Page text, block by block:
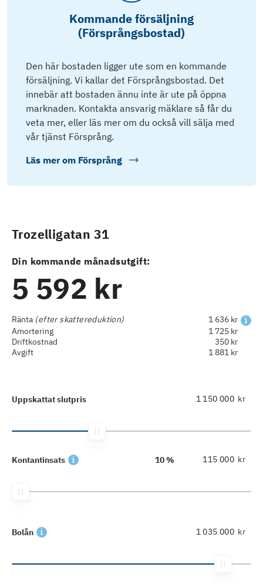
Kommande försäljning
(Försprångsbostad)
Den här bostaden ligger ute som en kommande
försäljning. Vi kallar det Försprångsbostad. Det
innebär att bostaden ännu inte är ute på öppna
marknaden. Kontakta ansvarig mäklare så får du
veta mer, eller läs mer om du också vill sälja med
vår tjänst Försprång.
Läs mer om Försprång
Trozelligatan 31
Din kommande månadsutgift:
5 592 kr
Ränta (efter skattereduktion)
1 636 kr
Amortering
1 725 kr
Driftkostnad
350 kr
Avgift
1 881 kr
Uppskattat slutpris kr
Kontantinsats 10 % kr
Bolån kr